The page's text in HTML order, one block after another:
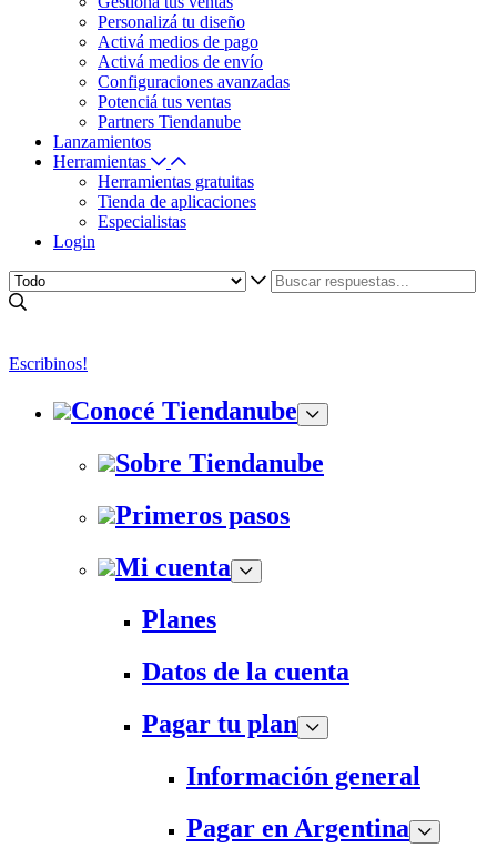
Personalizá tu diseño
Activá medios de pago
Activá medios de envío
Configuraciones avanzadas
Potenciá tus ventas
Partners Tiendanube
Lanzamientos
Herramientas
Herramientas gratuitas
Tienda de aplicaciones
Especialistas
Login
Escribinos!
Conocé Tiendanube
Sobre Tiendanube
Primeros pasos
Mi cuenta
Planes
Datos de la cuenta
Pagar tu plan
Información general
Pagar en Argentina